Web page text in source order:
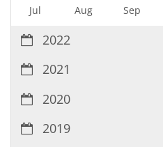
Jul Aug Sep
2022
2021
2020
2019